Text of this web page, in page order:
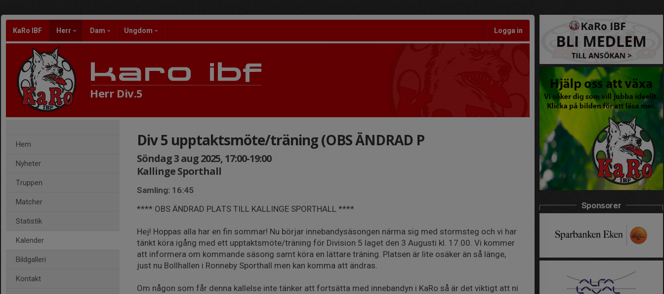
KaRo IBF Herr Dam Ungdom Logga in
Herr Div.5
Hem
Nyheter
Truppen
Matcher
Statistik
Kalender
Bildgalleri
Kontakt
Div 5 upptaktsmöte/träning (OBS ÄNDRAD P
Söndag 3 aug 2025, 17:00-19:00
Kallinge Sporthall
Samling: 16:45
**** OBS ÄNDRAD PLATS TILL KALLINGE SPORTHALL ****
Hej! Hoppas alla har en fin sommar! Nu börjar innebandysäsongen närma sig med stormsteg och vi har
tänkt köra igång med ett upptaktsmöte/träning för Division 5 laget den 3 Augusti kl. 17.00. Vi kommer
att informera om kommande säsong samt köra en lättare träning. Platsen är lite osäker än så länge,
just nu Bollhallen i Ronneby Sporthall men kan komma att ändras.
Om någon som får denna kallelse inte tänker att fortsätta med innebandyn i KaRo så är det viktigt att ni
Sponsorer